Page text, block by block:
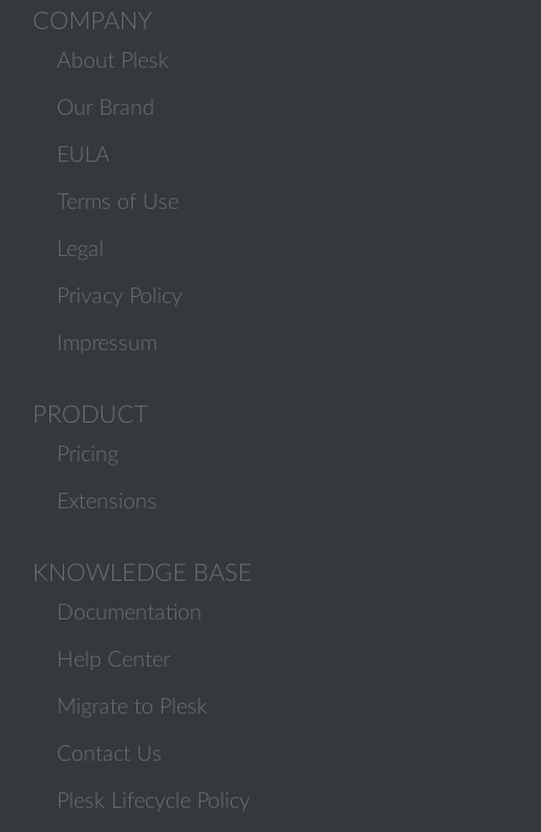
COMPANY
About Plesk
Our Brand
EULA
Terms of Use
Legal
Privacy Policy
Impressum
PRODUCT
Pricing
Extensions
KNOWLEDGE BASE
Documentation
Help Center
Migrate to Plesk
Contact Us
Plesk Lifecycle Policy